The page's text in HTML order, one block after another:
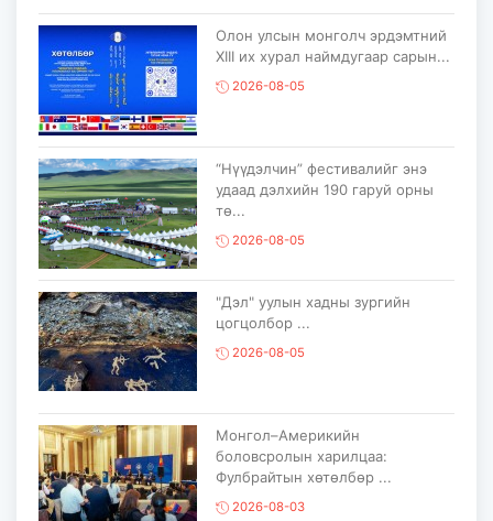
Олон улсын монголч эрдэмтний
XIII их хурал наймдугаар сарын...
2026-08-05
“Нүүдэлчин” фестивалийг энэ
удаад дэлхийн 190 гаруй орны
тө...
2026-08-05
"Дэл" уулын хадны зургийн
цогцолбор ...
2026-08-05
Монгол–Америкийн
боловсролын харилцаа:
Фулбрайтын хөтөлбөр ...
2026-08-03